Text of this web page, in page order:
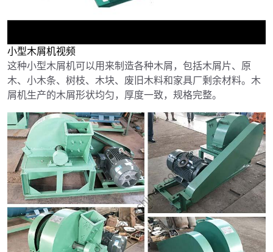
►
小型木屑机视频
这种小型木屑机可以用来制造各种木屑，包括木屑片、原
木、小木条、树枝、木块、废旧木料和家具厂剩余材料。木
屑机生产的木屑形状均匀，厚度一致，规格完整。